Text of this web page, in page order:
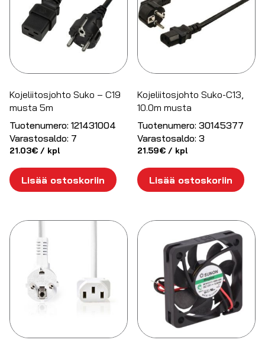
Kojeliitosjohto Suko – C19
musta 5m
Tuotenumero: 121431004
Varastosaldo: 7
21.03€ / kpl
Lisää ostoskoriin
Kojeliitosjohto Suko-C13,
10.0m musta
Tuotenumero: 30145377
Varastosaldo: 3
21.59€ / kpl
Lisää ostoskoriin